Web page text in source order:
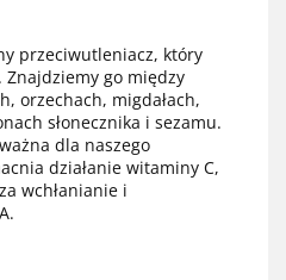
przeciwutleniacz, który
go między
orzechach, migdałach,
słonecznika i sezamu.
dla naszego
działanie witaminy C,
wchłanianie i